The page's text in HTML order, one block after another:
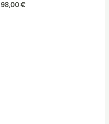
98,00€